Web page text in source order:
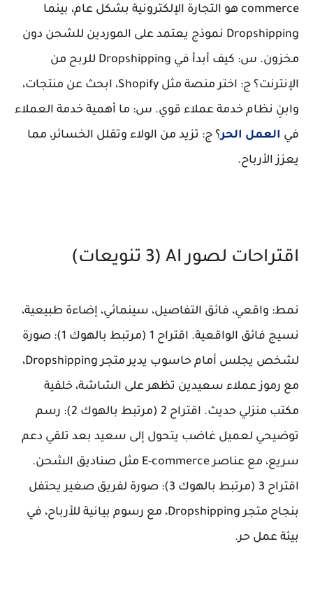
commerce هو التجارة الإلكترونية بشكل عام، بينما
Dropshipping نموذج يعتمد على الموردين للشحن دون
مخزون.
س: كيف أبدأ في Dropshipping للربح من
الإنترنت؟
ج: اختر منصة مثل Shopify، ابحث عن منتجات،
وابنِ نظام خدمة عملاء قوي. س: ما أهمية خدمة العملاء
في العمل الحر؟ ج: تزيد من الولاء وتقلل الخسائر، مما
يعزز الأرباح.
اقتراحات لصور AI (3 تنويعات)
نمط: واقعي، فائق التفاصيل، سينمائي، إضاءة طبيعية،
نسيج فائق الواقعية.
اقتراح 1 (مرتبط بالهوك 1): صورة
لشخص يجلس أمام حاسوب يدير متجر Dropshipping،
مع رموز عملاء سعيدين تظهر على الشاشة، خلفية
مكتب منزلي حديث. اقتراح 2 (مرتبط بالهوك 2): رسم
توضيحي لعميل غاضب يتحول إلى سعيد بعد تلقي دعم
سريع، مع عناصر E-commerce مثل صناديق الشحن.
اقتراح 3 (مرتبط بالهوك 3): صورة لفريق صغير يحتفل
بنجاح متجر Dropshipping، مع رسوم بيانية للأرباح، في
بيئة عمل حر.